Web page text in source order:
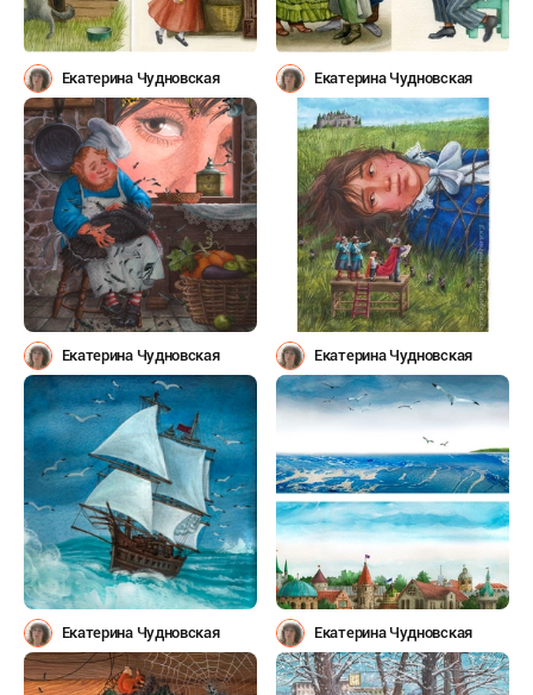
Екатерина Чудновская Екатерина Чудновская
Екатерина Чудновская Екатерина Чудновская
Екатерина Чудновская Екатерина Чудновская